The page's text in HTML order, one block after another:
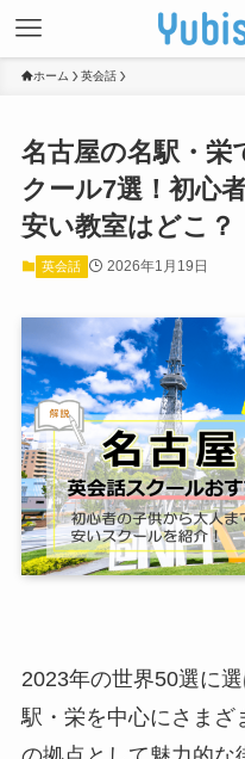
ホーム 英会話
名古屋の名駅・栄
クール7選！初心
安い教室はどこ？
英会話 2026年1月19日
2023年の世界50選に
駅・栄を中心にさまざ